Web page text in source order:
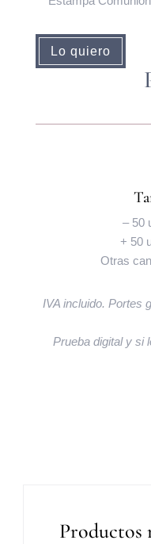
Lo quiero
– 50
+ 50
Otras
IVA incluido. Portes
Prueba digital y si
Productos